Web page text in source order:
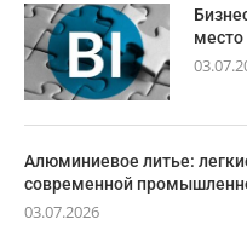
Алюминиевое литье:
современной
03.07.2026